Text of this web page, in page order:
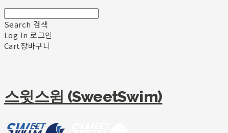
Search 검색
Log In 로그인
Cart장바구니
스윗스윔 (SweetSwim)